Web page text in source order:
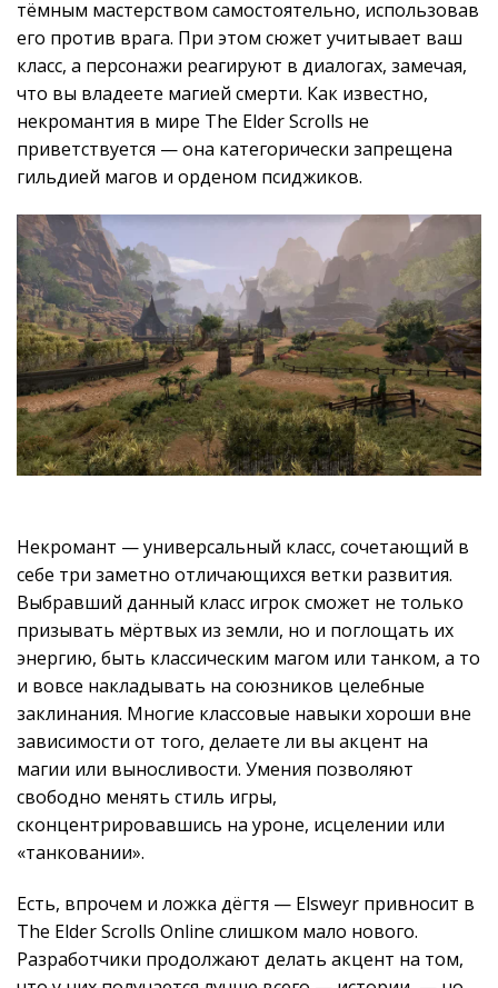
тёмным мастерством самостоятельно, использовав
его против врага. При этом сюжет учитывает ваш
класс, а персонажи реагируют в диалогах, замечая,
что вы владеете магией смерти. Как известно,
некромантия в мире The Elder Scrolls не
приветствуется — она категорически запрещена
гильдией магов и орденом псиджиков.
Некромант — универсальный класс, сочетающий в
себе три заметно отличающихся ветки развития.
Выбравший данный класс игрок сможет не только
призывать мёртвых из земли, но и поглощать их
энергию, быть классическим магом или танком, а то
и вовсе накладывать на союзников целебные
заклинания. Многие классовые навыки хороши вне
зависимости от того, делаете ли вы акцент на
магии или выносливости. Умения позволяют
свободно менять стиль игры,
сконцентрировавшись на уроне, исцелении или
«танковании».
Есть, впрочем и ложка дёгтя — Elsweyr привносит в
The Elder Scrolls Online слишком мало нового.
Разработчики продолжают делать акцент на том,